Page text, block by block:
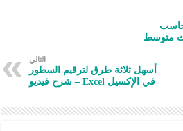
mحاسب
متوسط
التالي
أسهل ثلاثة طرق لترقيم السطور
في الإكسيل Excel – شرح فيديو